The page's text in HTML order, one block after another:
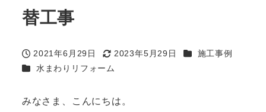
替工事
投稿日
2021年6月29日
更新日
2023年5月29日 カテゴリー
施工事例
カテゴリー
水まわりリフォーム
みなさま、こんにちは。